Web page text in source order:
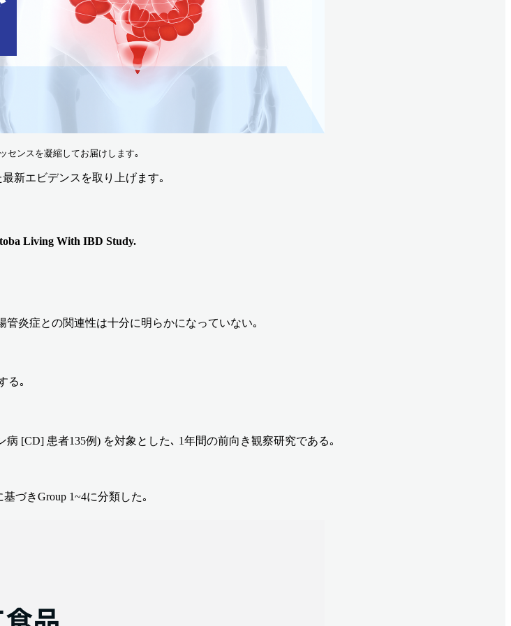
ンスを凝縮してお届けします｡
新エビデンスを取り上げます｡
Living With IBD Study.
炎症との関連性は十分に明らかになっていない｡
る｡
[CD] 患者135例) を対象とした､ 1年間の前向き観察研究である｡
づきGroup 1~4に分類した｡